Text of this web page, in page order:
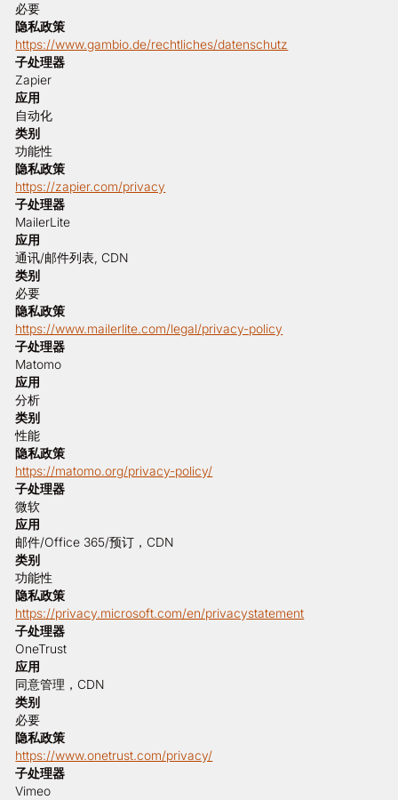
必要
隐私政策
https://www.gambio.de/rechtliches/datenschutz
子处理器
Zapier
应用
自动化
类别
功能性
隐私政策
https://zapier.com/privacy
子处理器
MailerLite
应用
通讯/邮件列表, CDN
类别
必要
隐私政策
https://www.mailerlite.com/legal/privacy-policy
子处理器
Matomo
应用
分析
类别
性能
隐私政策
https://matomo.org/privacy-policy/
子处理器
微软
应用
邮件/Office 365/预订，CDN
类别
功能性
隐私政策
https://privacy.microsoft.com/en/privacystatement
子处理器
OneTrust
应用
同意管理，CDN
类别
必要
隐私政策
https://www.onetrust.com/privacy/
子处理器
Vimeo